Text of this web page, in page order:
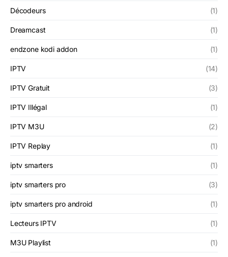
Décodeurs (1)
Dreamcast (1)
endzone kodi addon (1)
IPTV (14)
IPTV Gratuit (3)
IPTV Illégal (1)
IPTV M3U (2)
IPTV Replay (1)
iptv smarters (1)
iptv smarters pro (3)
iptv smarters pro android (1)
Lecteurs IPTV (1)
M3U Playlist (1)